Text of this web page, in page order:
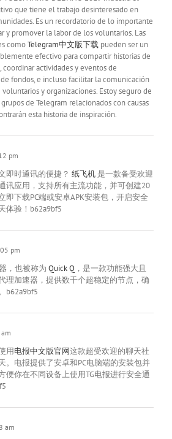
que tiene el trabajo desinteresado en
Es un recordatorio de lo importante
y promover la labor de los voluntarios. Las
comoTelegram中文版下载 pueden ser un
efectivo para compartir historias de
coordinar actividades y eventos de
fondos, e incluso facilitar la comunicación
y organizaciones. Estoy seguro de
de Telegram relacionados con causas
esta historia de inspiración.
pm
即时通讯的便捷？ 纸飞机 是一款备受欢迎
讯应用，支持所有主流功能，并可创建20
即下载PC端或安卓APK安装包，开启安全
体验！b62a9bf5
pm
，也被称为 Quick Q ，是一款功能强大且
理加速器，提供数千个超稳定的节点，确
b62a9bf5
用电报中文版官网这款超受欢迎的聊天社
。电报提供了安卓和PC电脑端的安装包并
便你在不同设备上使用TG电报进行安全通
am